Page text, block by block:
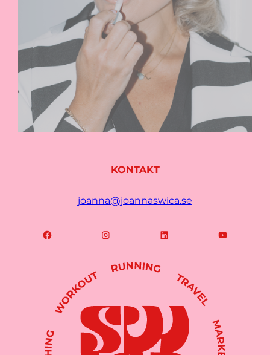
KONTAKT
joanna@joannaswica.se